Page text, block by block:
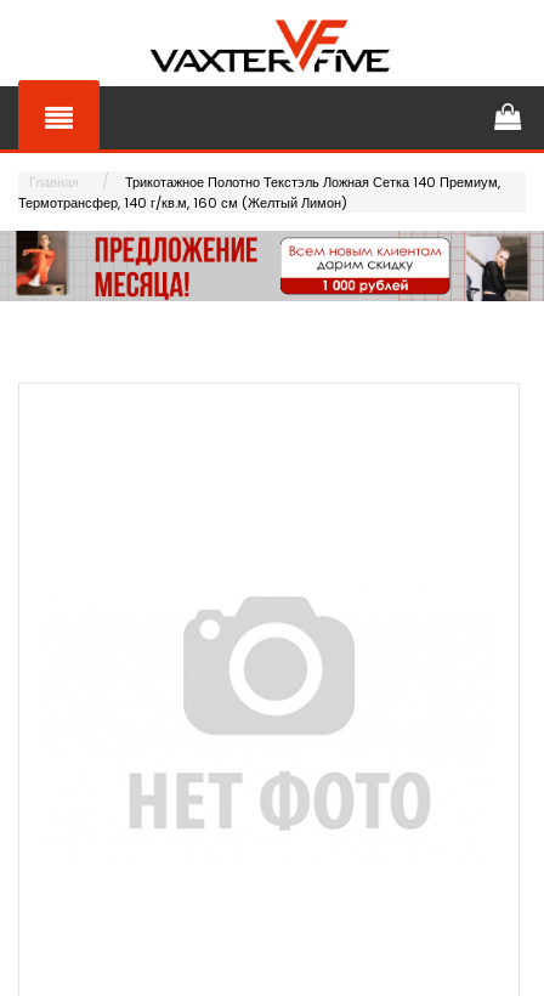
Главная
Трикотажное Полотно Текстэль Ложная Сетка 140 Премиум,
Термотрансфер, 140 г/кв.м, 160 см (Желтый Лимон)